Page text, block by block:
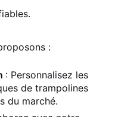
:
: Personnalisez les
de trampolines
du marché.